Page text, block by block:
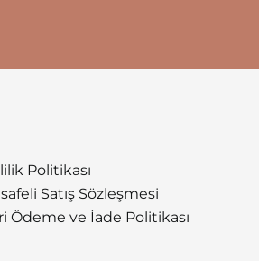
Politikası
Satış Sözleşmesi
Ödeme ve İade Politikası